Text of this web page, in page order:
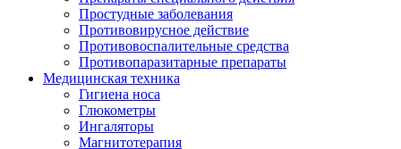
Простудные заболевания
Противовирусное действие
Противовоспалительные средства
Противопаразитарные препараты
Медицинская техника
Гигиена носа
Глюкометры
Ингаляторы
Магнитотерапия